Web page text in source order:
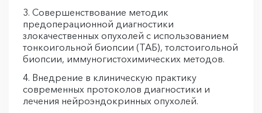
Совершенствование методик
предоперационной диагностики
злокачественных опухолей с использованием
тонкоигольной биопсии (ТАБ), толстоигольной
биопсии, иммуногистохимических методов.
Внедрение в клиническую практику
современных протоколов диагностики и
лечения нейроэндокринных опухолей.